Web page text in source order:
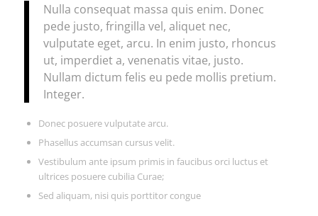
Nulla consequat massa quis enim. Donec
pede justo, fringilla vel, aliquet nec,
vulputate eget, arcu. In enim justo, rhoncus
ut, imperdiet a, venenatis vitae, justo.
Nullam dictum felis eu pede mollis pretium.
Integer.
Donec posuere vulputate arcu.
Phasellus accumsan cursus velit.
Vestibulum ante ipsum primis in faucibus orci luctus et
ultrices posuere cubilia Curae;
Sed aliquam, nisi quis porttitor congue